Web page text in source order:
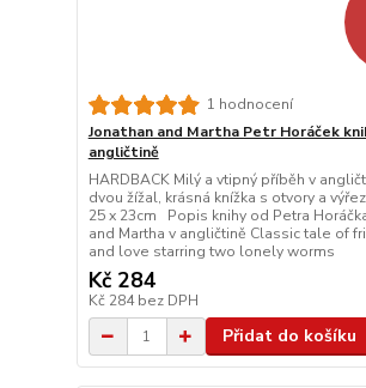
1 hodnocení
Jonathan and Martha Petr Horáček
angličtině
HARDBACK Milý a vtipný příběh v
dvou žížal, krásná knížka s otvory a
25 x 23cm Popis knihy od Petra
and Martha v angličtině Classic tale of
and love starring two lonely worms
Kč 284
Kč 284bez DPH
Přidat do košíku